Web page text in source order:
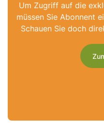
Um Zugriff auf die
müssen Sie Abonnent
Schauen Sie doch